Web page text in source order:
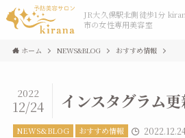
JR大久保駅北側徒歩1分
市の女性専用美容室
ホーム NEWS&BLOG おすすめ情報
インスタグラム
2022
12/24
NEWS&BLOG おすすめ情報